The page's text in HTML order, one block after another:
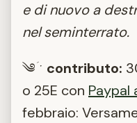
e di nuovo a
nel seminterrato.
༄ ˑ contributo:
o 25E con Paypal
febbraio: